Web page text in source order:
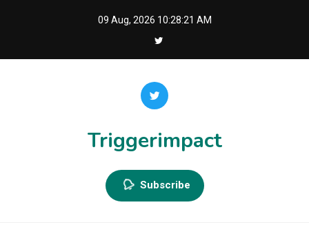
09 Aug, 2026 10:28:22 AM
Triggerimpact
Subscribe